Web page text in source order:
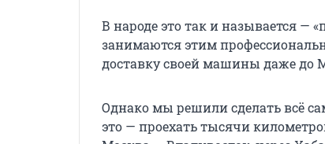
В народе это так и называется —
занимаются этим
доставку своей машины даже до
Однако мы решили сделать всё
это — проехать тысячи